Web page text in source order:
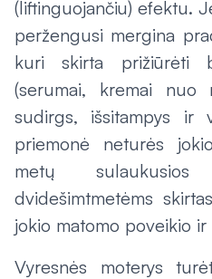
(liftinguojančiu) efektu.
peržengusi mergina
kuri skirta prižiūrėti
(serumai, kremai nuo
sudirgs, išsitampys ir
priemonė neturės
metų
dvidešimtmetėms
jokio matomo poveikio ir
Vyresnės moterys